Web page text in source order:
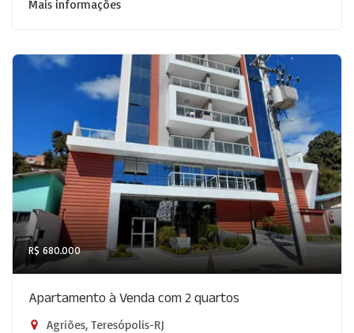
Mais informações
R$ 680.000
Apartamento à Venda com 2 quartos
Agriões, Teresópolis-RJ